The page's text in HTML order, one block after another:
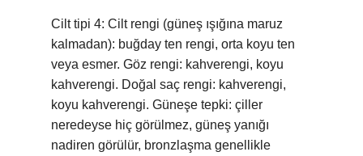
Cilt tipi 4: Cilt rengi (güneş ışığına maruz
kalmadan): buğday ten rengi, orta koyu ten
veya esmer. Göz rengi: kahverengi, koyu
kahverengi. Doğal saç rengi: kahverengi,
koyu kahverengi. Güneşe tepki: çiller
neredeyse hiç görülmez, güneş yanığı
nadiren görülür, bronzlaşma genellikle